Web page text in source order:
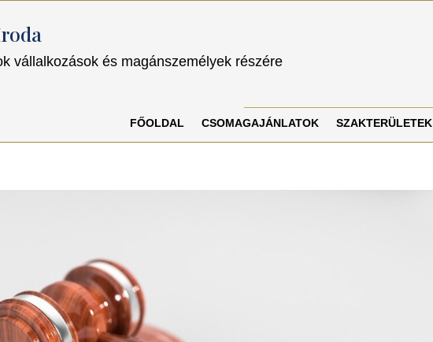
vállalkozások és magánszemélyek részére
FŐOLDAL CSOMAGAJÁNLATOK SZAKTERÜLETEK